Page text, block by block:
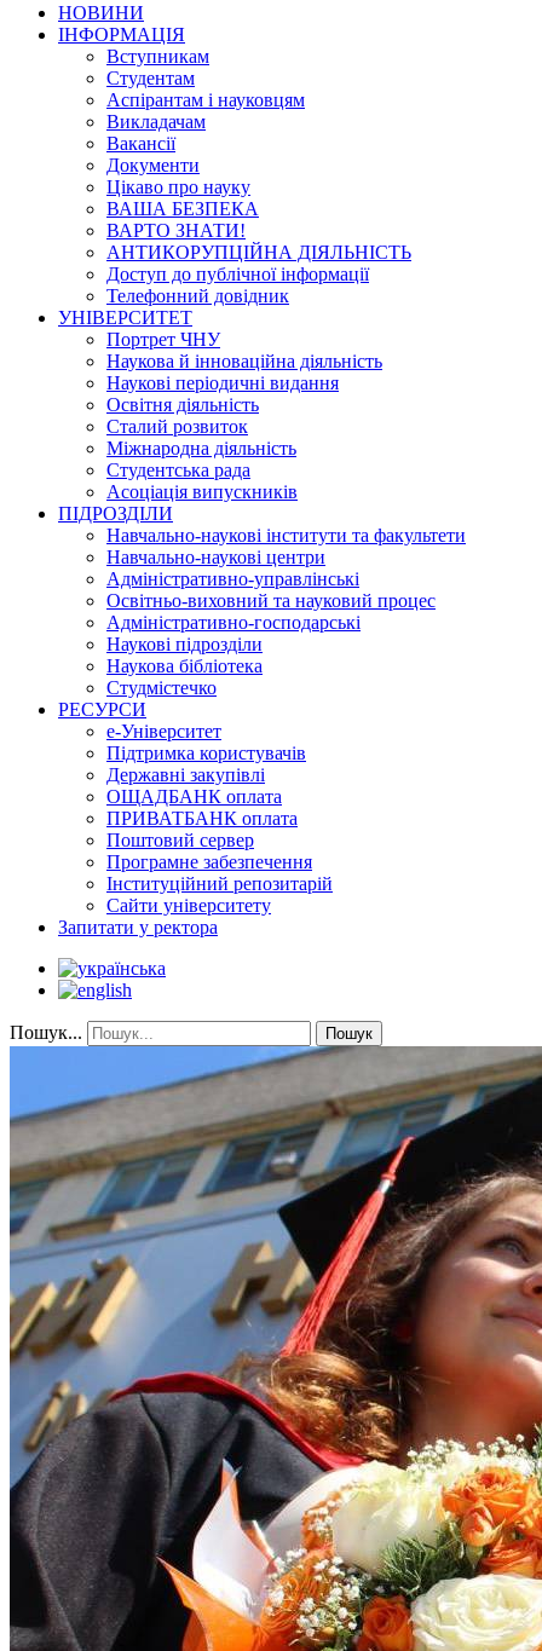
НОВИНИ
ІНФОРМАЦІЯ
Вступникам
Студентам
Аспірантам і науковцям
Викладачам
Вакансії
Документи
Цікаво про науку
ВАША БЕЗПЕКА
ВАРТО ЗНАТИ!
АНТИКОРУПЦІЙНА ДІЯЛЬНІСТЬ
Доступ до публічної інформації
Телефонний довідник
УНІВЕРСИТЕТ
Портрет ЧНУ
Наукова й інноваційна діяльність
Наукові періодичні видання
Освітня діяльність
Сталий розвиток
Міжнародна діяльність
Студентська рада
Асоціація випускників
ПІДРОЗДІЛИ
Навчально-наукові інститути та факультети
Навчально-наукові центри
Адміністративно-управлінські
Освітньо-виховний та науковий процес
Адміністративно-господарські
Наукові підрозділи
Наукова бібліотека
Студмістечко
РЕСУРСИ
е-Університет
Підтримка користувачів
Державні закупівлі
ОЩАДБАНК оплата
ПРИВАТБАНК оплата
Поштовий сервер
Програмне забезпечення
Інституційний репозитарій
Сайти університету
Запитати у ректора
Пошук... Пошук